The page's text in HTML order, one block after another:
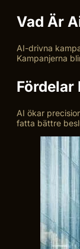
Vad Är
AI-drivna
Kampanjerna
AI ökar
fatta bättre